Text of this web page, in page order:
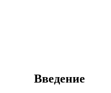
Введение